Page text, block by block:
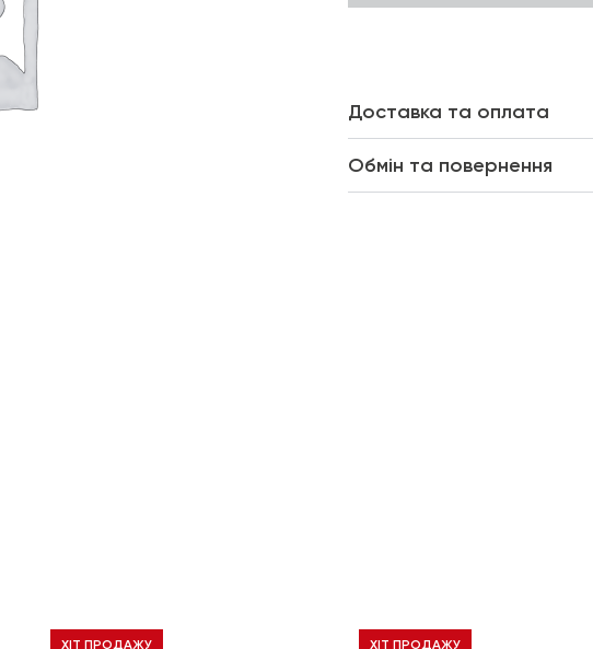
Доставка та оплата
Обмін та повернення
ХІТ ПРОДАЖУ ХІТ ПРОДАЖУ